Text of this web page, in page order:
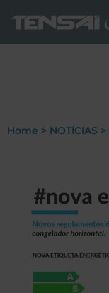
Home > NOTÍCIAS >